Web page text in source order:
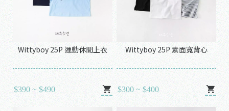
Wittyboy 25P 運動休閒上衣
$390 ~ $490
Wittyboy 25P 素面寬背心
$300 ~ $400